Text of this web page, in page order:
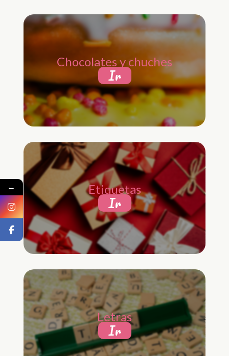
Chocolates y chuches
Ir
Etiquetas
Ir
Letras
Ir
←